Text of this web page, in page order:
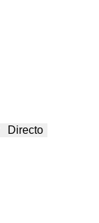
Directo